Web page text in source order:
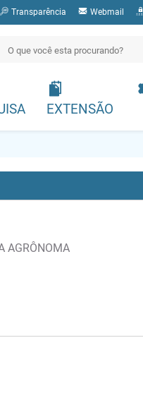
Transparência Webmail
EXTENSÃO
AGRÔNOMA